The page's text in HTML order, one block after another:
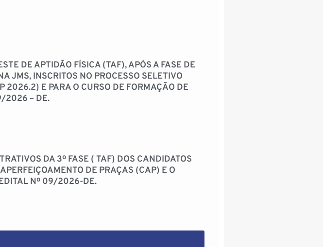
DE APTIDÃO FÍSICA (TAF), APÓS A FASE DE
JMS, INSCRITOS NO PROCESSO SELETIVO
2026.2) E PARA O CURSO DE FORMAÇÃO DE
2026 – DE.
DA 3º FASE ( TAF) DOS CANDIDATOS
DE PRAÇAS (CAP) E O
Nº 09/2026-DE.